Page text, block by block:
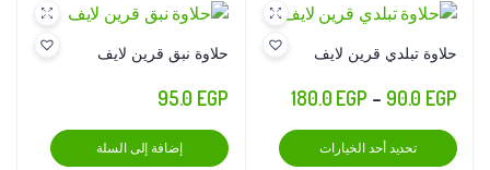
حلاوة تبلدي قرين لايف
90.0 EGP
–
180.0 EGP
نطاق
السعر:
من
تحديد أحد الخيارات
هناك
حلاوة نبق قرين لايف
95.0 EGP
إضافة إلى السلة